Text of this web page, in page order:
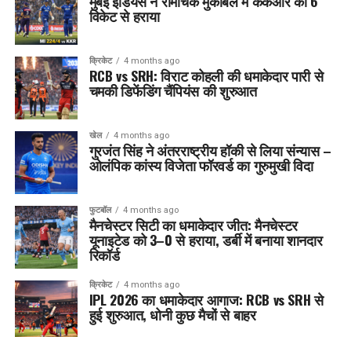
विकेट से हराया
क्रिकेट 4 months ago
RCB vs SRH: विराट कोहली की धमाकेदार पारी से
चमकी डिफेंडिंग चैंपियंस की शुरुआत
खेल 4 months ago
गुरजंत सिंह ने अंतरराष्ट्रीय हॉकी से लिया संन्यास –
ओलंपिक कांस्य विजेता फॉरवर्ड का गुरुमुखी विदा
फुटबॉल 4 months ago
मैनचेस्टर सिटी का धमाकेदार जीत: मैनचेस्टर
यूनाइटेड को 3–0 से हराया, डर्बी में बनाया शानदार
रिकॉर्ड
क्रिकेट 4 months ago
IPL 2026 का धमाकेदार आगाज: RCB vs SRH से
हुई शुरुआत, धोनी कुछ मैचों से बाहर